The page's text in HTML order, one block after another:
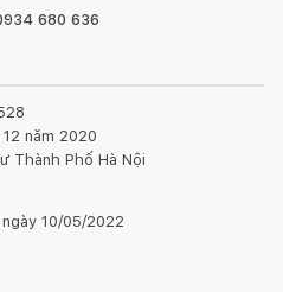
680 636
năm 2020
Thành Phố Hà Nội
10/05/2022